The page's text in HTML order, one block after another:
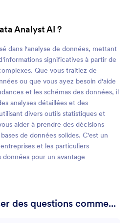
Analyst AI ?
dans l'analyse de données, mettant
significatives à partir de
Que vous traitiez de
ou que vous ayez besoin d'aide
et les schémas des données, il
analyses détaillées et des
divers outils statistiques et
aider à prendre des décisions
de données solides. C'est un
et les particuliers
pour un avantage
des questions comme...